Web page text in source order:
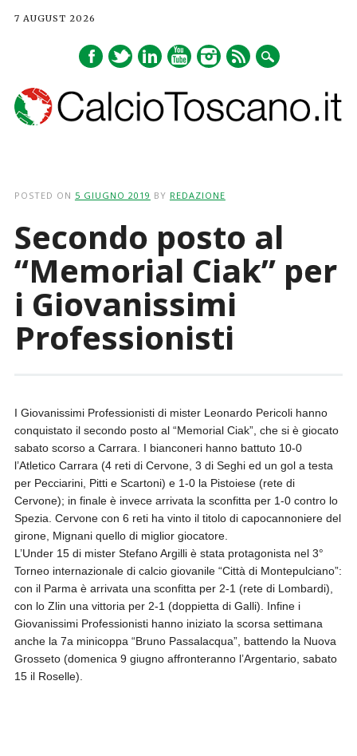
7 AUGUST 2026
POSTED ON 5 GIUGNO 2019 BY REDAZIONE
Secondo posto al
“Memorial Ciak” per
i Giovanissimi
Professionisti
I Giovanissimi Professionisti di mister Leonardo Pericoli hanno
conquistato il secondo posto al “Memorial Ciak”, che si è giocato
sabato scorso a Carrara. I bianconeri hanno battuto 10-0
l’Atletico Carrara (4 reti di Cervone, 3 di Seghi ed un gol a testa
per Pecciarini, Pitti e Scartoni) e 1-0 la Pistoiese (rete di
Cervone); in finale è invece arrivata la sconfitta per 1-0 contro lo
Spezia. Cervone con 6 reti ha vinto il titolo di capocannoniere del
girone, Mignani quello di miglior giocatore.
L’Under 15 di mister Stefano Argilli è stata protagonista nel 3°
Torneo internazionale di calcio giovanile “Città di Montepulciano”:
con il Parma è arrivata una sconfitta per 2-1 (rete di Lombardi),
con lo Zlin una vittoria per 2-1 (doppietta di Galli). Infine i
Giovanissimi Professionisti hanno iniziato la scorsa settimana
anche la 7a minicoppa “Bruno Passalacqua”, battendo la Nuova
Grosseto (domenica 9 giugno affronteranno l’Argentario, sabato
15 il Roselle).